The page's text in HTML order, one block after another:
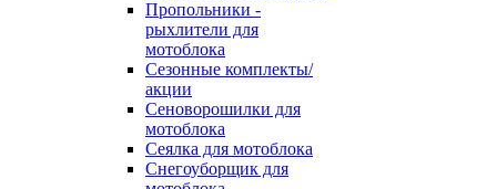
Пропольники -
рыхлители для
мотоблока
Сезонные комплекты/
акции
Сеноворошилки для
мотоблока
Сеялка для мотоблока
Снегоуборщик для